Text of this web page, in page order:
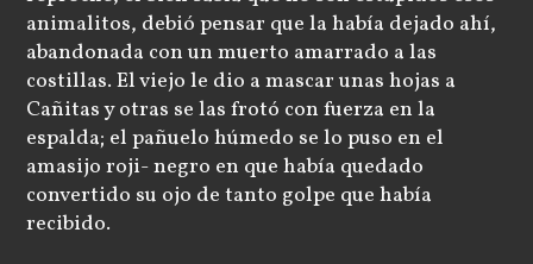
animalitos, debió pensar que la había dejado ahí,
abandonada con un muerto amarrado a las
costillas. El viejo le dio a mascar unas hojas a
Cañitas y otras se las frotó con fuerza en la
espalda; el pañuelo húmedo se lo puso en el
amasijo roji- negro en que había quedado
convertido su ojo de tanto golpe que había
recibido.